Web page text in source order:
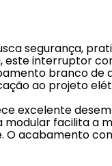
segurança,
interruptor
branco
ao projeto
excelente
facilita a
acabamento